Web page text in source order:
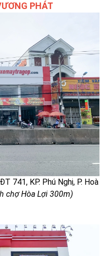
PHÁT
741, KP. Phú Nghị, P. Hoà
chợ Hòa Lợi 300m)